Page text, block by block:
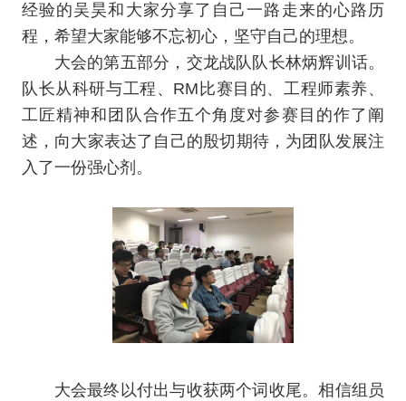
经验的吴昊和大家分享了自己一路走来的心路历
程，希望大家能够不忘初心，坚守自己的理想。
大会的第五部分，交龙战队队长林炳辉训话。
队长从科研与工程、RM比赛目的、工程师素养、
工匠精神和团队合作五个角度对参赛目的作了阐
述，向大家表达了自己的殷切期待，为团队发展注
入了一份强心剂。
大会最终以付出与收获两个词收尾。相信组员